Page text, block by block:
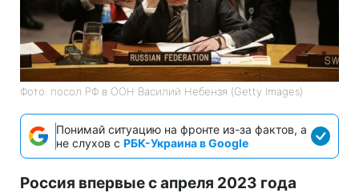
Фото: посол РФ в ООН Василий Небензя (Getty Images)
Понимай ситуацию на фронте из-за фактов, а
не слухов с РБК-Украина в Google
Россия впервые с апреля 2023 года